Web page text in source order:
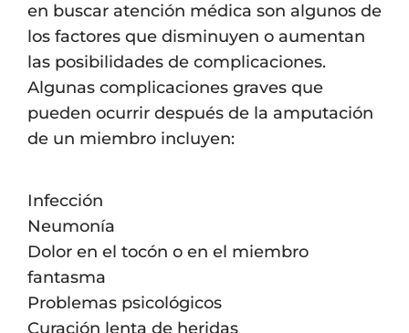
en buscar atención médica son algunos de
los factores que disminuyen o aumentan
las posibilidades de complicaciones.
Algunas complicaciones graves que
pueden ocurrir después de la amputación
de un miembro incluyen:
Infección
Neumonía
Dolor en el tocón o en el miembro
fantasma
Problemas psicológicos
Curación lenta de heridas